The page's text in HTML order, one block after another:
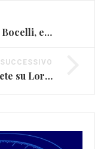
Ariana Grande e Andrea Bocelli, ecco il nuovo video (VIDEO E TESTO)
SUCCESSIVO
Tutto quello che non sapete su Lorenzo Fragola (FOTO E VIDEO)